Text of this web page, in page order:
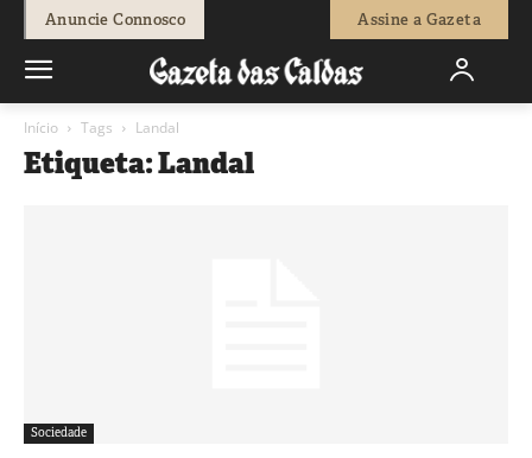
Anuncie Connosco Assine a Gazeta
Início Tags Landal
Etiqueta: Landal
Sociedade